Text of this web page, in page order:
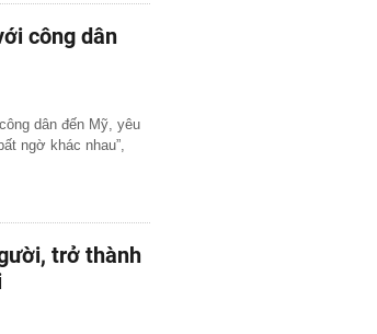
công dân
dân đến Mỹ, yêu
ngờ khác nhau”,
trở thành